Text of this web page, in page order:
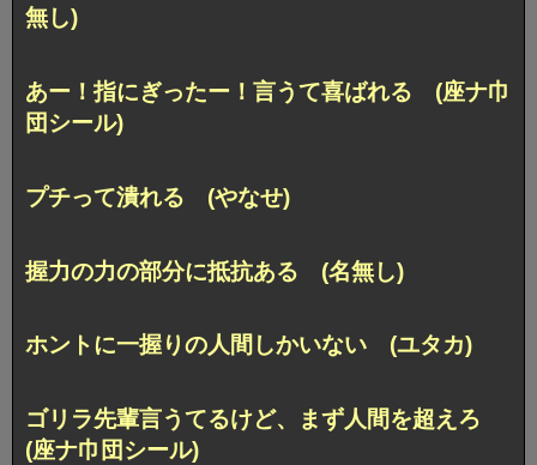
無し)
あー！指にぎったー！言うて喜ばれる (座ナ巾
団シール)
プチって潰れる (やなせ)
握力の力の部分に抵抗ある (名無し)
ホントに一握りの人間しかいない (ユタカ)
ゴリラ先輩言うてるけど、まず人間を超えろ
(座ナ巾団シール)